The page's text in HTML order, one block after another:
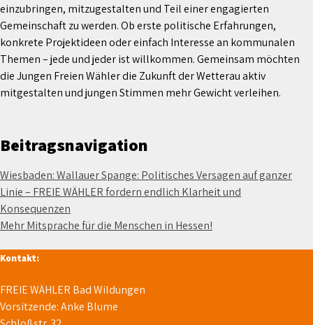
einzubringen, mitzugestalten und Teil einer engagierten
Gemeinschaft zu werden. Ob erste politische Erfahrungen,
konkrete Projektideen oder einfach Interesse an kommunalen
Themen – jede und jeder ist willkommen. Gemeinsam möchten
die Jungen Freien Wähler die Zukunft der Wetterau aktiv
mitgestalten und jungen Stimmen mehr Gewicht verleihen.
Beitragsnavigation
Wiesbaden: Wallauer Spange: Politisches Versagen auf ganzer
Linie – FREIE WÄHLER fordern endlich Klarheit und
Konsequenzen
Mehr Mitsprache für die Menschen in Hessen!
Kontakt:
FREIE WÄHLER Bad Wildungen
Vorsitzende: Anke Blume